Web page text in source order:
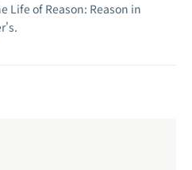
Life of Reason: Reason in